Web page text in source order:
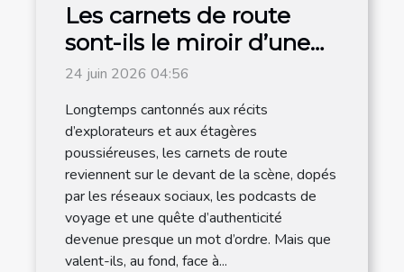
Les carnets de route
sont-ils le miroir d’une
destination authentique
24 juin 2026 04:56
Longtemps cantonnés aux récits
d’explorateurs et aux étagères
poussiéreuses, les carnets de route
reviennent sur le devant de la scène, dopés
par les réseaux sociaux, les podcasts de
voyage et une quête d’authenticité
devenue presque un mot d’ordre. Mais que
valent-ils, au fond, face à...